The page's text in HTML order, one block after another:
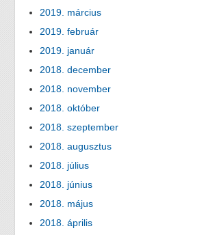
2019. március
2019. február
2019. január
2018. december
2018. november
2018. október
2018. szeptember
2018. augusztus
2018. július
2018. június
2018. május
2018. április